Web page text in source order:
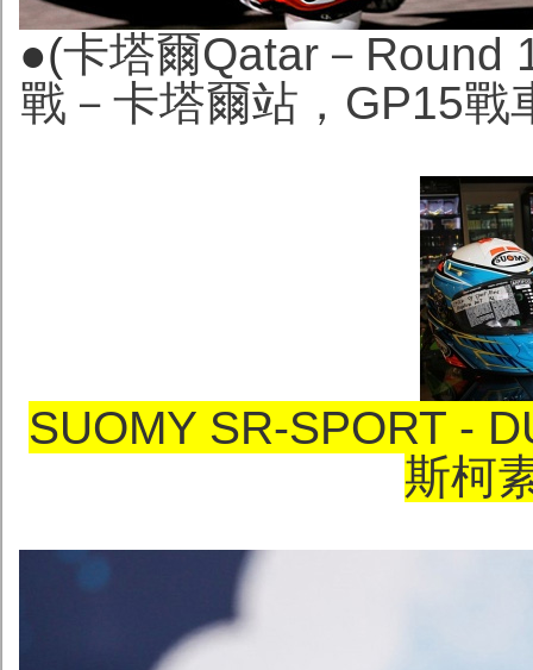
●(卡塔爾Qatar－Round
戰－卡塔爾站，GP15戰
SUOMY SR-SPORT -
斯柯